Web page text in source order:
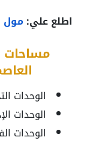
اطلع علي:مول
الوحدات
الوحدات
الوحدات